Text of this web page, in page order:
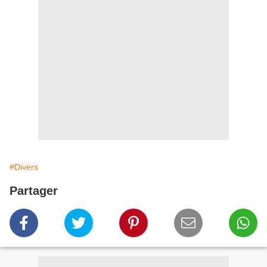
#Divers
Partager